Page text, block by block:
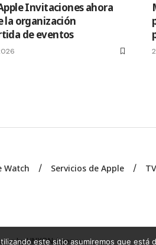
Invitaciones ahora
la organización
de eventos
Watch Servicios de Apple
byUNXON Agency.
este sitio asumiremos que está